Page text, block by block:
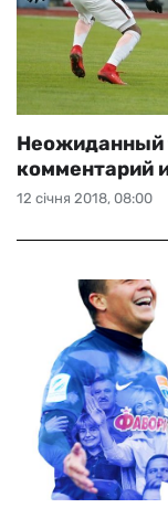
12 січня 2018, 08:00
Неожиданный
комментарий